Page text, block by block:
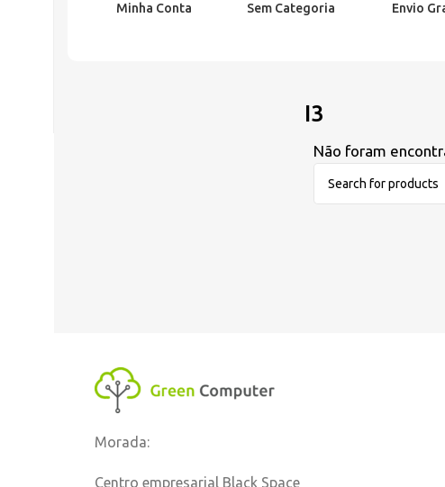
Minha Conta Sem Categoria Envio
I3
Não foram
Morada:
Centro empresarial Black Space